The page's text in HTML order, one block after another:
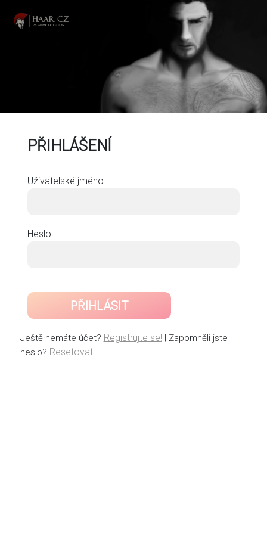
PŘIHLÁŠENÍ
Uživatelské jméno
Heslo
PŘIHLÁSIT
Ještě nemáte účet? Registrujte se!| Zapomněli jste
heslo? Resetovat!